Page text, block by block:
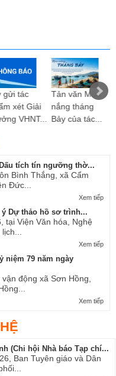
gửi tác
xét Giải
VHNT...
Tản văn Mùa
nắng tháng
Bảy của tác...
tích tín ngưỡng thờ...
Bình Thắng, xã Cẩm
Đức...
Xem tiếp
Dự thảo hồ sơ trình...
tại Viện Văn hóa, Nghệ
Xem tiếp
niệm 79 năm ngày
động xã Sơn Hồng,
Xem tiếp
(Chi hội Nhà báo Tạp chí...
Ban Tuyên giáo và Dân